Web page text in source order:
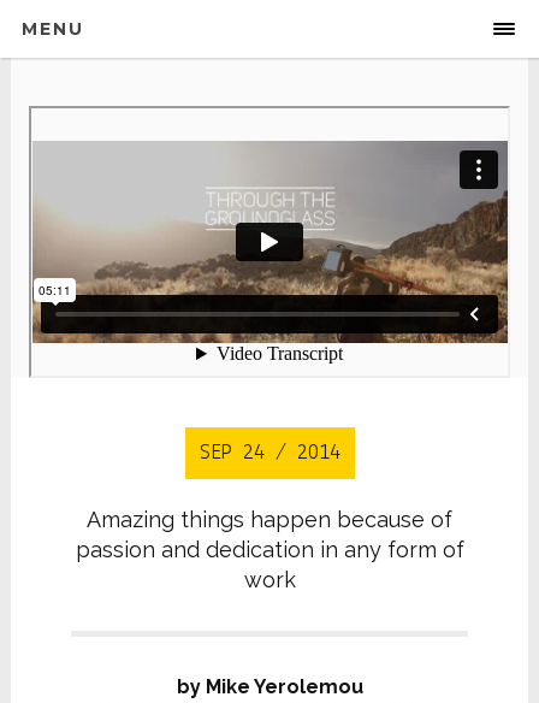
MENU
SEP 24 / 2014
Amazing things happen because of
passion and dedication in any form of
work
by Mike Yerolemou